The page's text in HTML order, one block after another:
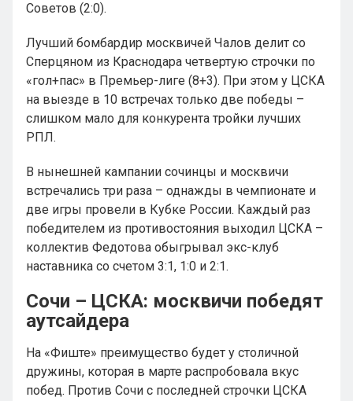
Советов (2:0).
Лучший бомбардир москвичей Чалов делит со
Сперцяном из Краснодара четвертую строчки по
«гол+пас» в Премьер-лиге (8+3). При этом у ЦСКА
на выезде в 10 встречах только две победы –
слишком мало для конкурента тройки лучших
РПЛ.
В нынешней кампании сочинцы и москвичи
встречались три раза – однажды в чемпионате и
две игры провели в Кубке России. Каждый раз
победителем из противостояния выходил ЦСКА –
коллектив Федотова обыгрывал экс-клуб
наставника со счетом 3:1, 1:0 и 2:1.
Сочи – ЦСКА: москвичи победят
аутсайдера
На «Фиште» преимущество будет у столичной
дружины, которая в марте распробовала вкус
побед. Против Сочи с последней строчки ЦСКА